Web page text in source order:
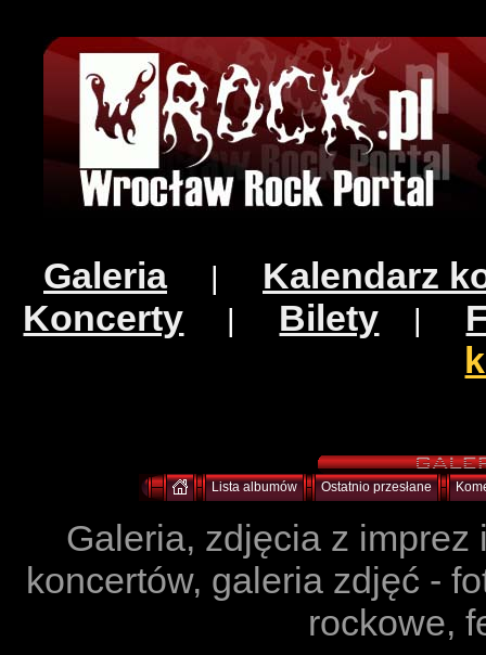
Galeria| Kalendarz
Koncerty | Bilety |
Lista albumów Ostatnio przesłane
Galeria, zdjęcia z imprez
koncertów, galeria zdjęć -
rockowe,